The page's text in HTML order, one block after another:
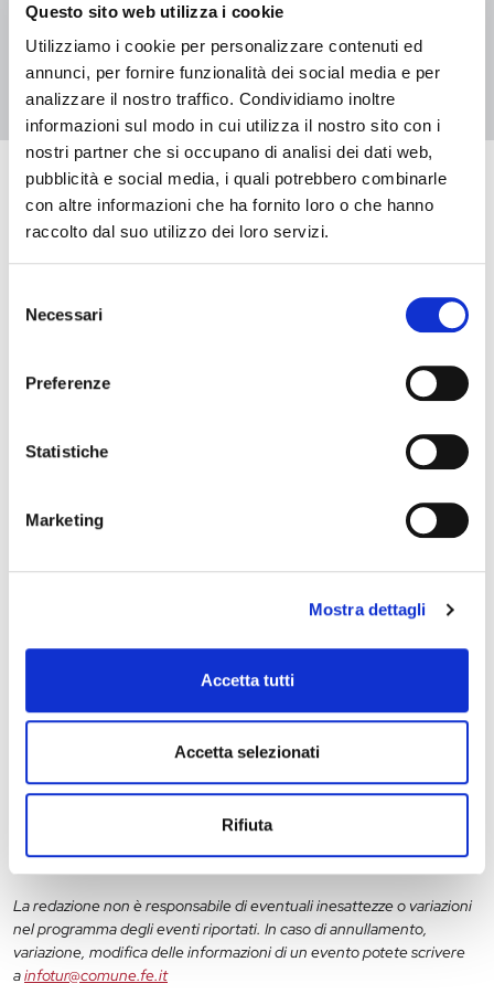
Questo sito web utilizza i cookie
Utilizziamo i cookie per personalizzare contenuti ed
annunci, per fornire funzionalità dei social media e per
analizzare il nostro traffico. Condividiamo inoltre
informazioni sul modo in cui utilizza il nostro sito con i
nostri partner che si occupano di analisi dei dati web,
pubblicità e social media, i quali potrebbero combinarle
con altre informazioni che ha fornito loro o che hanno
raccolto dal suo utilizzo dei loro servizi.
delNecessari
Preferenze
Statistiche
Marketing
Mostra dettagli
Accetta tutti
Accetta selezionati
Rifiuta
1 2
Eventi in arrivo
Stagione Concertistica – Odhecaton – Palazzo
Schifanoia
12 13 14
La redazione non è responsabile di eventuali inesattezze o variazioni
nel programma degli eventi riportati. In caso di annullamento,
variazione, modifica delle informazioni di un evento potete scrivere
ainfotur@comune.fe.it